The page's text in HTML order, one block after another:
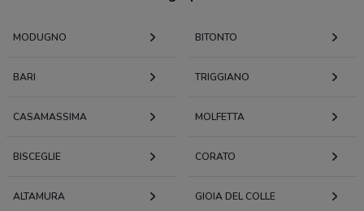
MODUGNO BITONTO
BARI TRIGGIANO
CASAMASSIMA MOLFETTA
BISCEGLIE CORATO
ALTAMURA GIOIA DEL COLLE